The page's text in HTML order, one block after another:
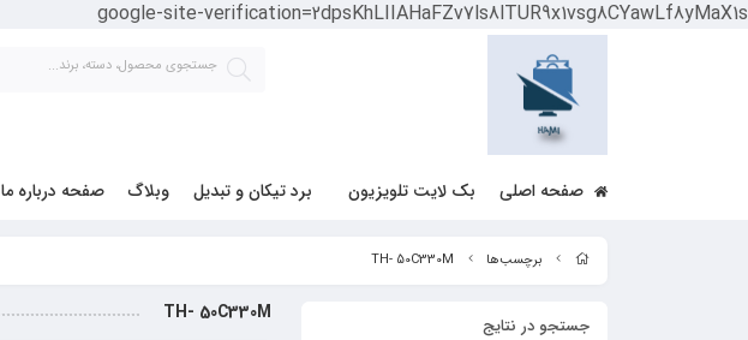
google-site-verification=2dpsKhLIIAHaFZv7ls8lTUR9x1vsg8CYawLf8yMaX1s
صفحه اصلی بک لایت تلویزیون برد تیکان و تبدیل وبلاگ صفحه درباره ما
برچسب‌ها TH- 50C330M
جستجو در نتایج
TH- 50C330M